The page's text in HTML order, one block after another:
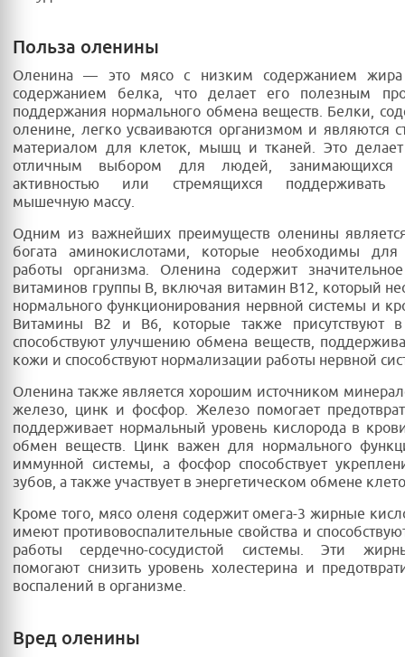
Польза оленины
Оленина — это мясо с низким содержанием
содержанием белка, что делает его полезным
поддержания нормального обмена веществ. Белки,
оленине, легко усваиваются организмом и являются
материалом для клеток, мышц и тканей. Это
отличным выбором для людей, занимающихся
активностью или стремящихся поддерживать
мышечную массу.
Одним из важнейших преимуществ оленины
богата аминокислотами, которые необходимы для
работы организма. Оленина содержит
витаминов группы B, включая витамин B12, который
нормального функционирования нервной системы и
Витамины B2 и B6, которые также присутствуют
способствуют улучшению обмена веществ,
кожи и способствуют нормализации работы нервной
Оленина также является хорошим источником
железо, цинк и фосфор. Железо помогает
поддерживает нормальный уровень кислорода в
обмен веществ. Цинк важен для нормального
иммунной системы, а фосфор способствует
зубов, а также участвует в энергетическом обмене
Кроме того, мясо оленя содержит омега-3 жирные
имеют противовоспалительные свойства и
работы сердечно-сосудистой системы. Эти
помогают снизить уровень холестерина и
воспалений в организме.
Вред оленины